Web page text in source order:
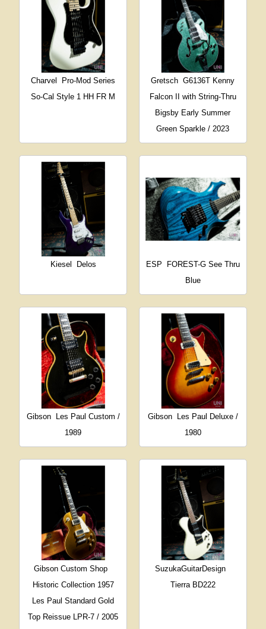
Charvel
Pro-Mod Series
So-Cal Style 1 HH FR M
Gretsch G6136T Kenny
Falcon II with String-Thru
Bigsby Early Summer
Green Sparkle / 2023
Kiesel Delos ESP
FOREST-G See Thru
Blue
Gibson
Les Paul Custom /
1989
Gibson
Les Paul Deluxe /
1980
Gibson Custom Shop
Historic Collection 1957
Les Paul Standard Gold
Top Reissue LPR-7 / 2005
SuzukaGuitarDesign
Tierra BD222